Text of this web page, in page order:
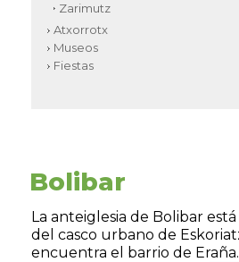
Bolibar
La anteiglesia de Bolibar
del casco urbano de
encuentra el barrio de Eraña.
Zarimutz
Atxorrotx
Museos
Fiestas